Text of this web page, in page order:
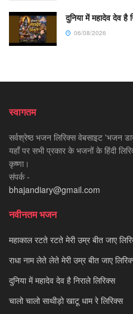
दुनिया में महादेव देव है
06/08/2026
स्वागतम
सर्वश्रेष्ठ भजन लिरिक्स वेबसाइट 'भजन
यहाँ पर सभी प्रकार के भजनों के हिंदी
कृष्णा।
संपर्क -
bhajandiary@gmail.com
नवीनतम भजन
महाकाल रटते रटते मेरी उम्र बीत जाए
राधा नाम लेते लेते मेरी उम्र बीत जाए
दुनिया में महादेव देव है निराले लिरिक्स
चालो चालो साथीड़ो खाटू धाम रे लिरिक्स